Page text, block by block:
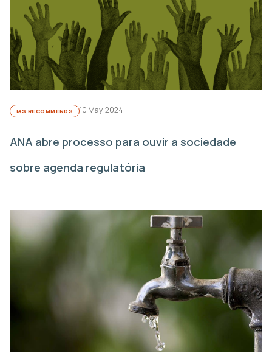
IAS RECOMMENDS 10 May, 2024
ANA abre processo para ouvir a sociedade
sobre agenda regulatória